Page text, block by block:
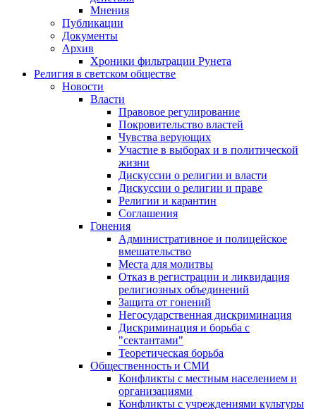
Мнения
Публикации
Документы
Архив
Хроники фильтрации Рунета
Религия в светском обществе
Новости
Власти
Правовое регулирование
Покровительство властей
Чувства верующих
Участие в выборах и в политической
жизни
Дискуссии о религии и власти
Дискуссии о религии и праве
Религии и карантин
Соглашения
Гонения
Административное и полицейское
вмешательство
Места для молитвы
Отказ в регистрации и ликвидация
религиозных объединений
Защита от гонений
Негосударственная дискриминация
Дискриминация и борьба с
"сектантами"
Теоретическая борьба
Общественность и СМИ
Конфликты с местным населением и
организациями
Конфликты с учреждениями культуры